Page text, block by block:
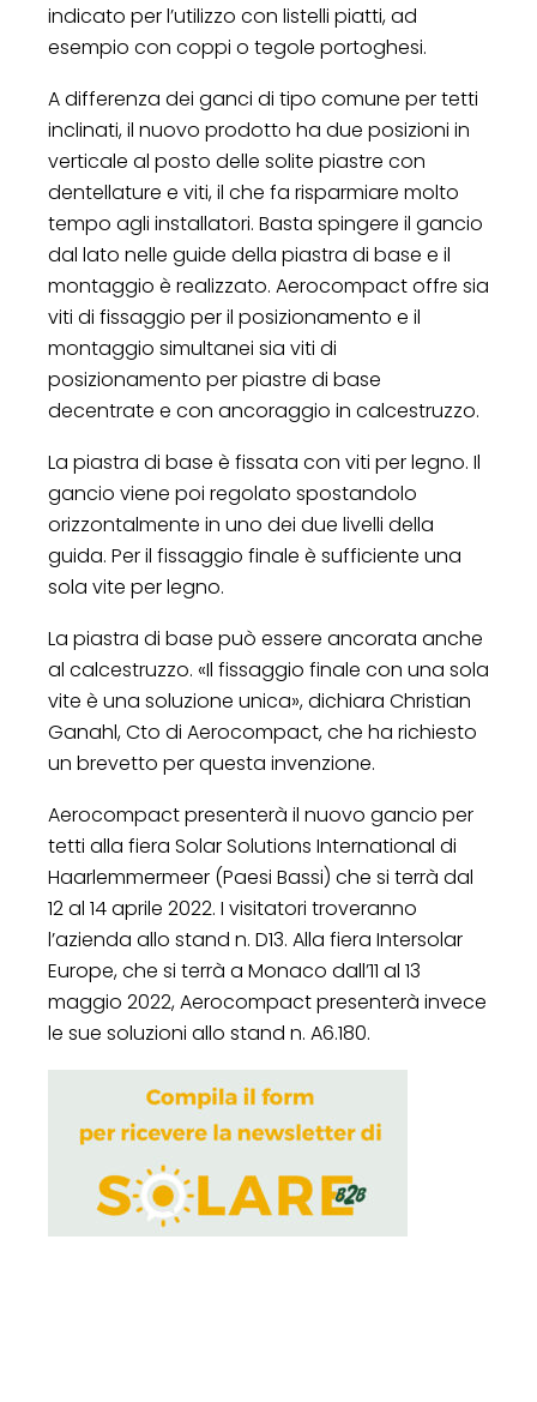
indicato per l’utilizzo con listelli piatti, ad
esempio con coppi o tegole portoghesi.
A differenza dei ganci di tipo comune per tetti
inclinati, il nuovo prodotto ha due posizioni in
verticale al posto delle solite piastre con
dentellature e viti, il che fa risparmiare molto
tempo agli installatori. Basta spingere il gancio
dal lato nelle guide della piastra di base e il
montaggio è realizzato. Aerocompact offre sia
viti di fissaggio per il posizionamento e il
montaggio simultanei sia viti di
posizionamento per piastre di base
decentrate e con ancoraggio in calcestruzzo.
La piastra di base è fissata con viti per legno. Il
gancio viene poi regolato spostandolo
orizzontalmente in uno dei due livelli della
guida. Per il fissaggio finale è sufficiente una
sola vite per legno.
La piastra di base può essere ancorata anche
al calcestruzzo. «Il fissaggio finale con una sola
vite è una soluzione unica», dichiara Christian
Ganahl, Cto di Aerocompact, che ha richiesto
un brevetto per questa invenzione.
Aerocompact presenterà il nuovo gancio per
tetti alla fiera Solar Solutions International di
Haarlemmermeer (Paesi Bassi) che si terrà dal
12 al 14 aprile 2022. I visitatori troveranno
l’azienda allo stand n. D13. Alla fiera Intersolar
Europe, che si terrà a Monaco dall’11 al 13
maggio 2022, Aerocompact presenterà invece
le sue soluzioni allo stand n. A6.180.